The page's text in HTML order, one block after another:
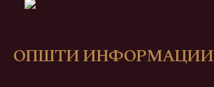
ОПШТИ ИНФОРМАЦИИ